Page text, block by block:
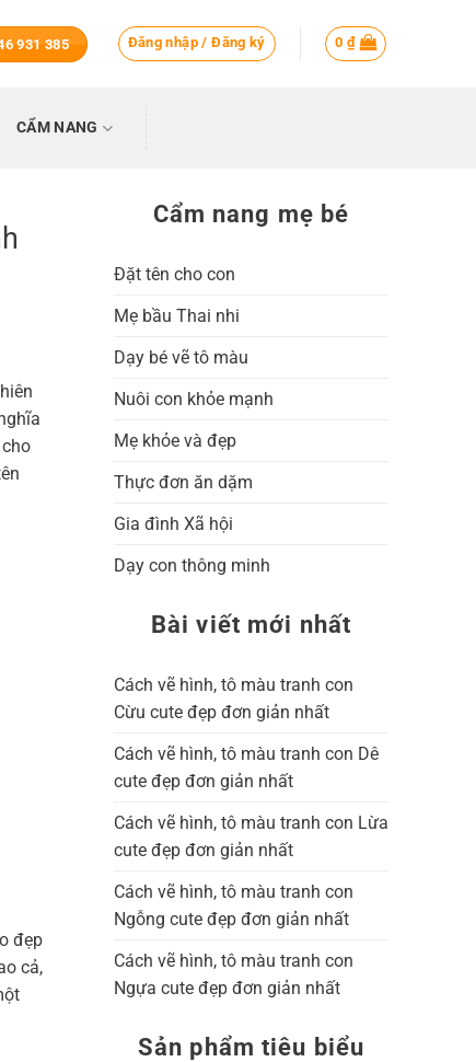
931 385 Đăng nhập / Đăng ký 0 ₫
CẨM NANG
đẹp
cả,
Cẩm nang mẹ bé
Đặt tên cho con
Mẹ bầu Thai nhi
Dạy bé vẽ tô màu
Nuôi con khỏe mạnh
Mẹ khỏe và đẹp
Thực đơn ăn dặm
Gia đình Xã hội
Dạy con thông minh
Bài viết mới nhất
Cách vẽ hình, tô màu tranh con
Cừu cute đẹp đơn giản nhất
Cách vẽ hình, tô màu tranh con Dê
cute đẹp đơn giản nhất
Cách vẽ hình, tô màu tranh con Lừa
cute đẹp đơn giản nhất
Cách vẽ hình, tô màu tranh con
Ngỗng cute đẹp đơn giản nhất
Cách vẽ hình, tô màu tranh con
Ngựa cute đẹp đơn giản nhất
Sản phẩm tiêu biểu